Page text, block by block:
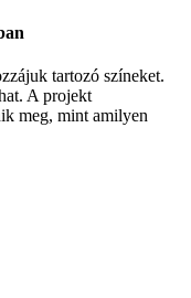
tartozó színeket.
A projekt
meg, mint amilyen